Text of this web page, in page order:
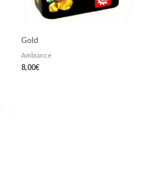
Gold
Ambiance
8,00€